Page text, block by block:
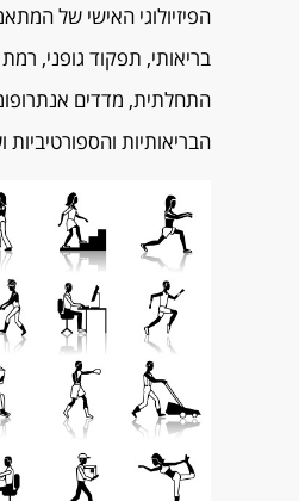
הפיזיולוגי האישי של
בריאותי, תפקוד גופני, רמת
התחלתית, מדדים
הבריאותיות והספורטיביות